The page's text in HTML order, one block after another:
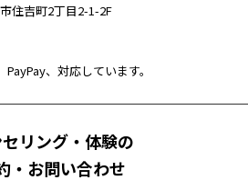
住吉町2丁目2-1-2F
、対応しています。
リング・体験の
・お問い合わせ